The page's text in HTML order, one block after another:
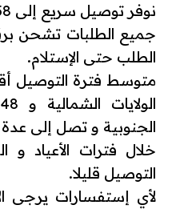
نوفر توصيل سريع إلى 58 ولاية.
جميع الطلبات تشحن
الطلب حتى الإستلام.
الجنوبية و تصل إلى
خلال فترات الأعياد و
التوصيل قليلا.
لأي إستفسارات يرجى